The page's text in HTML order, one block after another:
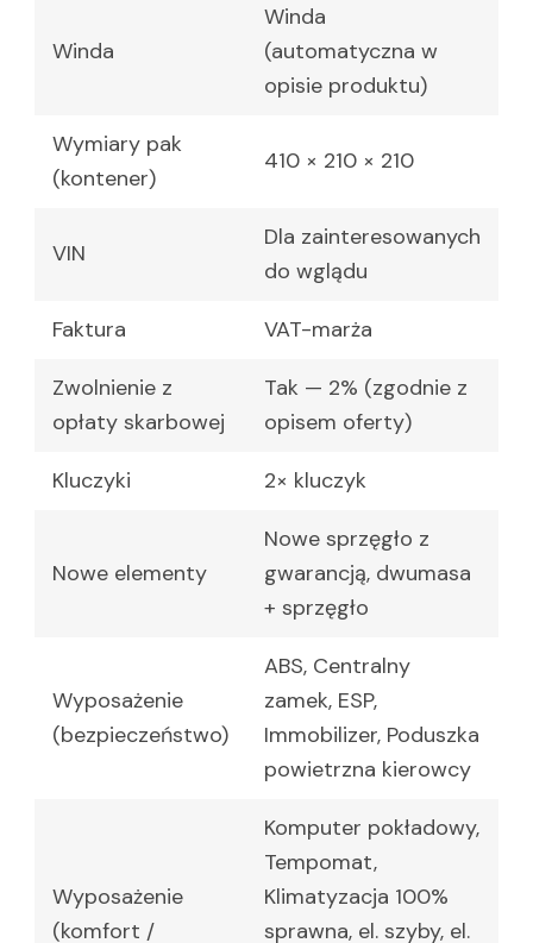
Winda
Winda
(automatyczna w
opisie produktu)
Wymiary pak
(kontener)
410 × 210 × 210
VIN
Dla zainteresowanych
do wglądu
Faktura VAT-marża
Zwolnienie z
opłaty skarbowej
Tak — 2% (zgodnie z
opisem oferty)
Kluczyki 2× kluczyk
Nowe elementy
Nowe sprzęgło z
gwarancją, dwumasa
+ sprzęgło
Wyposażenie
(bezpieczeństwo)
ABS, Centralny
zamek, ESP,
Immobilizer, Poduszka
powietrzna kierowcy
Wyposażenie
(komfort /
Komputer pokładowy,
Tempomat,
Klimatyzacja 100%
sprawna, el. szyby, el.